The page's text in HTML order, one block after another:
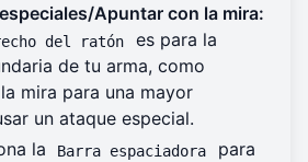
Apuntar con la mira:
del ratón
es para la
de tu arma, como
mira para una mayor
un ataque especial.
la Barra espaciadora
para